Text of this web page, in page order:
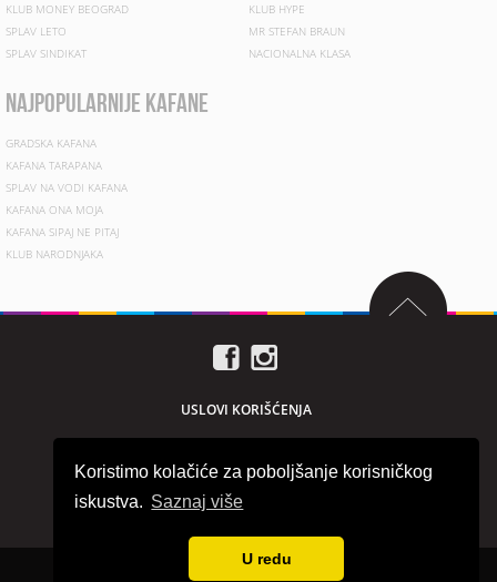
Koristimo kolačiće za poboljšanje korisničkog
iskustva. Saznaj više
U redu
KLUB MONEY BEOGRAD
SPLAV LETO
SPLAV SINDIKAT
KLUB HYPE
MR STEFAN BRAUN
NACIONALNA KLASA
najpopularnije kafane
GRADSKA KAFANA
KAFANA TARAPANA
SPLAV NA VODI KAFANA
KAFANA ONA MOJA
KAFANA SIPAJ NE PITAJ
KLUB NARODNJAKA
USLOVI KORIŠĆENJA
PRIVACY POLICY
O NAMA
MARKETING
Sva prava zadržana © 2026. beogradnocu.com